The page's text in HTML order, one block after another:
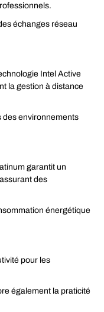
échanges réseau
Intel Active
la gestion à distance
des environnements
garantit un
des
énergétique
pour les
également la praticité